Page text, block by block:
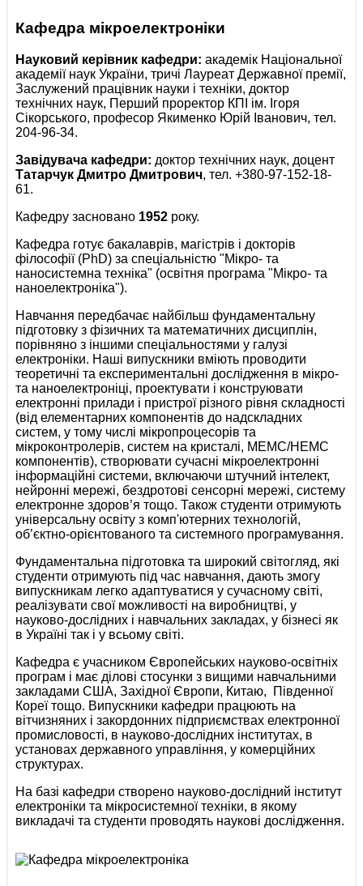
Кафедра мiкроелектронiки
Науковий керівник кафедри: академік Національної
академії наук України, тричі Лауреат Державної премiї,
Заслужений працiвник науки i технiки, доктор
технічних наук, Перший проректор КПІ ім. Ігоря
Сікорського, професор Якименко Юрiй Iванович, тел.
204-96-34.
Завідувача кафедри: доктор технічних наук, доцент
Татарчук Дмитро Дмитрович, тел. +380-97-152-18-
61.
Кафедру засновано 1952 року.
Кафедра готує бакалаврiв, магістрів і докторів
філософії (PhD) за спеціальністю "Мiкро- та
наносистемна техніка" (освітня програма "Мiкро- та
наноелектроніка").
Навчання передбачає найбільш фундаментальну
підготовку з фізичних та математичних дисциплін,
порівняно з іншими спеціальностями у галузі
електроніки. Наші випускники вміють проводити
теоретичні та експериментальні дослідження в мікро-
та наноелектроніці, проектувати і конструювати
електронні прилади і пристрої різного рівня складності
(від елементарних компонентів до надскладних
систем, у тому числі мікропроцесорів та
мікроконтролерів, систем на кристалі, МЕМС/НЕМС
компонентів), створювати сучасні мікроелектронні
інформаційні системи, включаючи штучний інтелект,
нейронні мережі, бездротові сенсорні мережі, систему
електронне здоров’я тощо. Також студенти отримують
універсальну освіту з комп'ютерних технологій,
об’єктно-орієнтованого та системного програмування.
Фундаментальна підготовка та широкий світогляд, які
студенти отримують під час навчання, дають змогу
випускникам легко адаптуватися у сучасному світі,
реалізувати свої можливості на виробництві, у
науково-дослідних і навчальних закладах, у бізнесі як
в Україні так і у всьому світі.
Кафедра є учасником Європейських науково-освiтнiх
програм i має дiловi стосунки з вищими навчальними
закладами США, Захiдної Європи, Китаю, Південної
Кореї тощо. Випускники кафедри працюють на
вітчизняних і закордонних пiдприємствах електронної
промисловостi, в науково-дослiдних iнститутах, в
установах державного управлiння, у комерцiйних
структурах.
На базi кафедри створено науково-дослiдний iнститут
електроніки та мікросистемної техніки, в якому
викладачі та студенти проводять науковi дослiдження.